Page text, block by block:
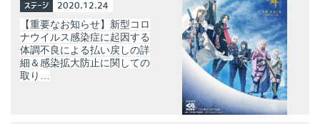
ステージ 2020.12.24
【重要なお知らせ】新型コロ
ナウイルス感染症に起因する
体調不良による払い戻しの詳
細＆感染拡大防止に関しての
取り…